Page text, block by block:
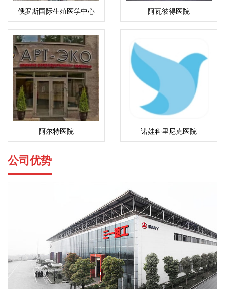
俄罗斯国际生殖医学中心
(ICRM)
阿瓦彼得医院
阿尔特医院 诺娃科里尼克医院
公司优势